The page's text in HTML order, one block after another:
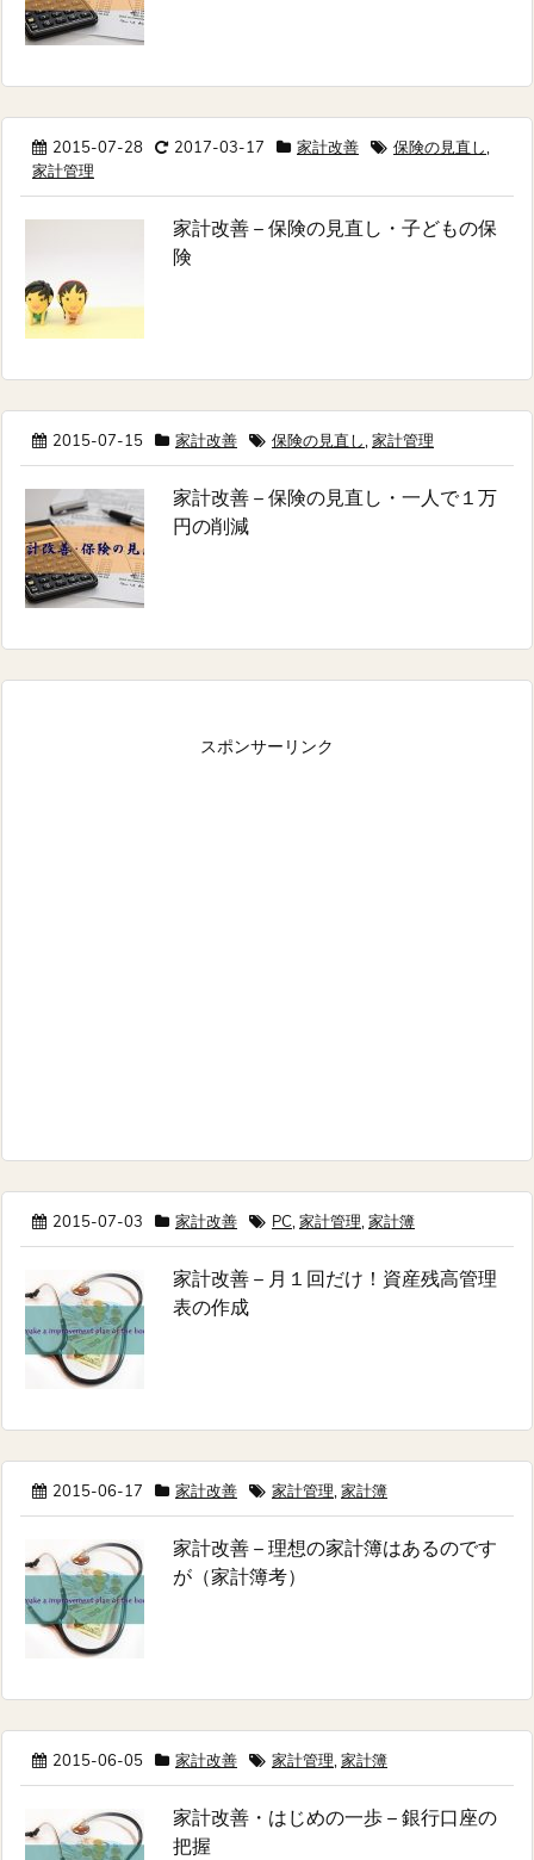
2015-07-28 2017-03-17 家計改善 保険の見直し,
家計管理
家計改善 – 保険の見直し・子どもの保
険
2015-07-15 家計改善 保険の見直し,家計管理
家計改善 – 保険の見直し・一人で１万
円の削減
スポンサーリンク
2015-07-03 家計改善 PC,家計管理,家計簿
家計改善 – 月１回だけ！資産残高管理
表の作成
2015-06-17 家計改善 家計管理,家計簿
家計改善 – 理想の家計簿はあるのです
が（家計簿考）
2015-06-05 家計改善 家計管理,家計簿
家計改善・はじめの一歩 – 銀行口座の
把握